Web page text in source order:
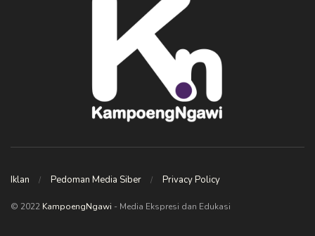
Iklan Pedoman Media Siber Privacy Policy
© 2022 KampoengNgawi - Media Ekspresi dan Edukasi